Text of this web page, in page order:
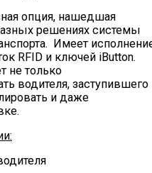
опция, нашедшая
решениях системы
Имеет
RFID и ключей iButton.
не только
водителя, заступившего
и даже